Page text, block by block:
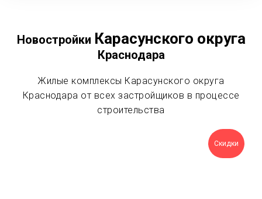
Новостройки Карасунского округа
Краснодара
Жилые комплексы Карасунского округа
Краснодара от всех застройщиков в процессе
строительства
Скидки